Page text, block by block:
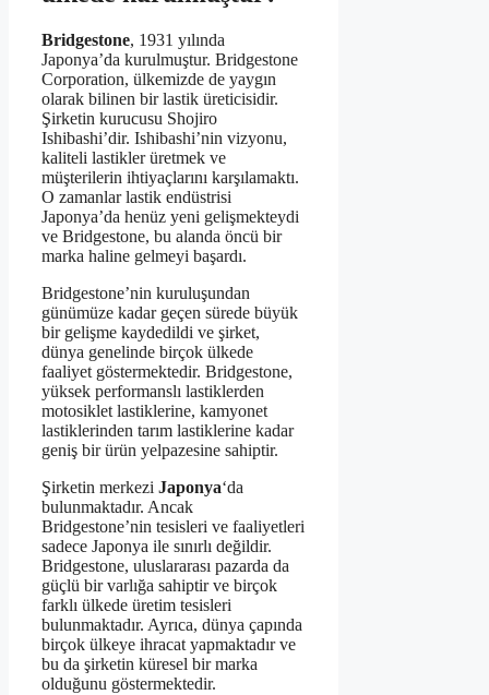
Bridgestone, 1931 yılında
Japonya’da kurulmuştur. Bridgestone
Corporation, ülkemizde de yaygın
olarak bilinen bir lastik üreticisidir.
Şirketin kurucusu Shojiro
Ishibashi’dir. Ishibashi’nin vizyonu,
kaliteli lastikler üretmek ve
müşterilerin ihtiyaçlarını karşılamaktı.
O zamanlar lastik endüstrisi
Japonya’da henüz yeni gelişmekteydi
ve Bridgestone, bu alanda öncü bir
marka haline gelmeyi başardı.
Bridgestone’nin kuruluşundan
günümüze kadar geçen sürede büyük
bir gelişme kaydedildi ve şirket,
dünya genelinde birçok ülkede
faaliyet göstermektedir. Bridgestone,
yüksek performanslı lastiklerden
motosiklet lastiklerine, kamyonet
lastiklerinden tarım lastiklerine kadar
geniş bir ürün yelpazesine sahiptir.
Şirketin merkezi Japonya‘da
bulunmaktadır. Ancak
Bridgestone’nin tesisleri ve faaliyetleri
sadece Japonya ile sınırlı değildir.
Bridgestone, uluslararası pazarda da
güçlü bir varlığa sahiptir ve birçok
farklı ülkede üretim tesisleri
bulunmaktadır. Ayrıca, dünya çapında
birçok ülkeye ihracat yapmaktadır ve
bu da şirketin küresel bir marka
olduğunu göstermektedir.